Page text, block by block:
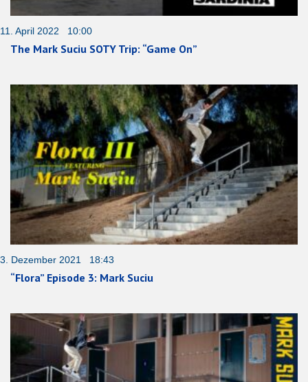
11. April 2022 10:00
The Mark Suciu SOTY Trip: “Game On”
3. Dezember 2021 18:43
“Flora” Episode 3: Mark Suciu